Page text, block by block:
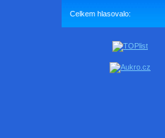
Celkem hlasovalo: